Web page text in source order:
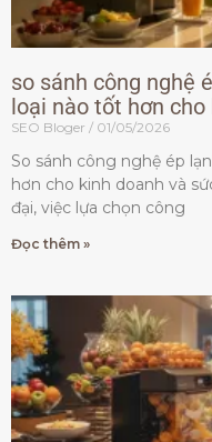
so sánh công nghệ
loại nào tốt hơn
SEO Bloger 01/05/2026
So sánh công nghệ ép
hơn cho kinh doanh và
đại, việc lựa chọn công
Đọc thêm »